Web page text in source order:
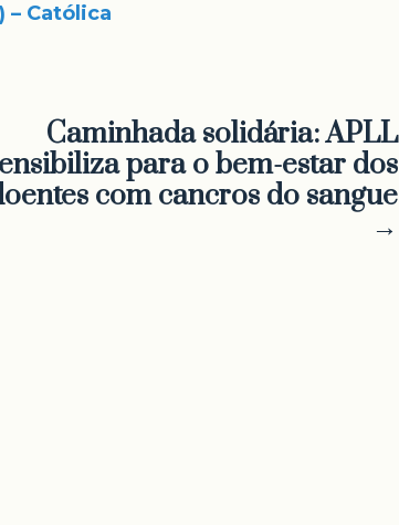
– Católica
Caminhada solidária: APLL
para o bem-estar dos
com cancros do sangue
→